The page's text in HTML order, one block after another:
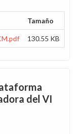
Tamaño
130.55 KB
del VI